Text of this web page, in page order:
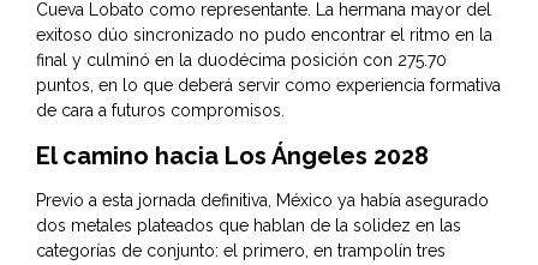
Cueva Lobato como representante. La hermana mayor del
exitoso dúo sincronizado no pudo encontrar el ritmo en la
final y culminó en la duodécima posición con 275.70
puntos, en lo que deberá servir como experiencia formativa
de cara a futuros compromisos.
El camino hacia Los Ángeles 2028
Previo a esta jornada definitiva, México ya había asegurado
dos metales plateados que hablan de la solidez en las
categorías de conjunto: el primero, en trampolín tres